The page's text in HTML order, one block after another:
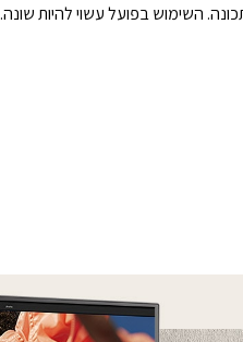
השימוש בפועל עשוי להיות שונה.